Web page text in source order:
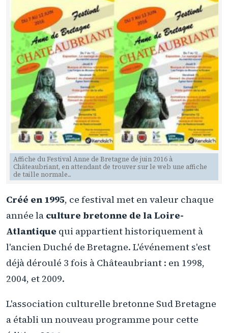
Affiche du Festival Anne de Bretagne de juin 2016 à
Châteaubriant, en attendant de trouver sur le web une affiche
de taille normale...
Créé en 1995, ce festival met en valeur chaque
année la culture bretonne de la Loire-
Atlantique qui appartient historiquement à
l'ancien Duché de Bretagne. L'événement s'est
déjà déroulé 3 fois à Châteaubriant : en 1998,
2004, et 2009.
L'association culturelle bretonne Sud Bretagne
a établi un nouveau programme pour cette